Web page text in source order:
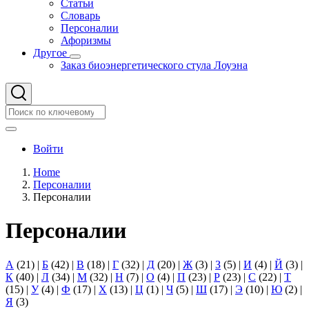
Статьи
Словарь
Персоналии
Афоризмы
Другое
Другое
подменю
Заказ биоэнергетического стула Лоуэна
Search
Search
User
menu
Войти
Строка
навигации
Home
Персоналии
Персоналии
Персоналии
А (21) | Б (42) | В (18) | Г (32) | Д (20) | Ж (3) | З (5) | И (4) | Й (3) |
К (40) | Л (34) | М (32) | Н (7) | О (4) | П (23) | Р (23) | С (22) | Т
(15) | У(4) | Ф (17) | Х (13) | Ц (1) | Ч (5) | Ш (17) | Э (10) | Ю (2) |
Я (3)